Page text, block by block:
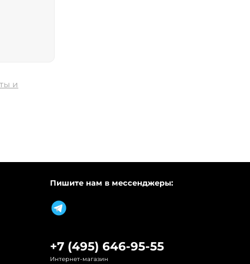
и
Пишите нам в мессенджеры:
+7 (495) 646-95-55
Интернет-магазин